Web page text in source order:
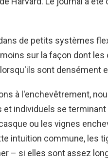
de petits systèmes
sur la façon dont
sont densément
à l'enchevêtrement,
individuels se
ou les vignes
intuition commune, les
– si elles sont assez